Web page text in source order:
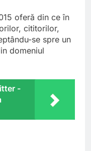
oferă din ce în
cititorilor,
se spre un
domeniul
-